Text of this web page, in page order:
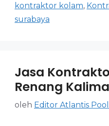
kontraktor kolam,
surabaya
Jasa
Renang
oleh Editor Atlantis Pool